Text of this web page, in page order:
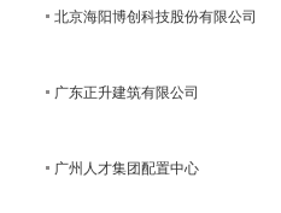
北京海阳博创科技股份有限公司
广东正升建筑有限公司
广州人才集团配置中心